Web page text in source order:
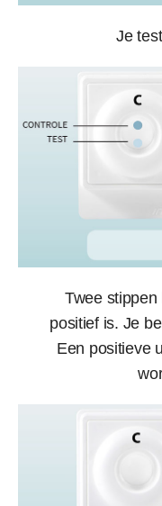
Je
Twee
positief is. Je
Een positieve